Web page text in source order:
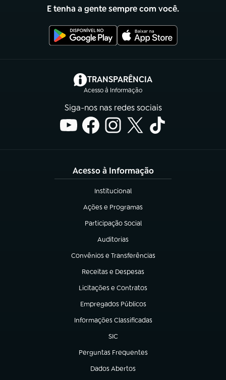
E tenha a gente sempre com você.
TRANSPARÊNCIA
Acesso à Informação
(abre em nova aba)
Siga-nos nas redes sociais
Acesso à Informação
Institucional
(abre em nova aba)
Ações e Programas
(abre em nova aba)
Participação Social
(abre em nova aba)
Auditorias
(abre em nova aba)
Convênios e Transferências
(abre em nova aba)
Receitas e Despesas
(abre em nova aba)
Licitações e Contratos
(abre em nova aba)
Empregados Públicos
(abre em nova aba)
Informações Classificadas
(abre em nova aba)
SIC
(abre em nova aba)
Perguntas Frequentes
(abre em nova aba)
Dados Abertos
(abre em nova aba)